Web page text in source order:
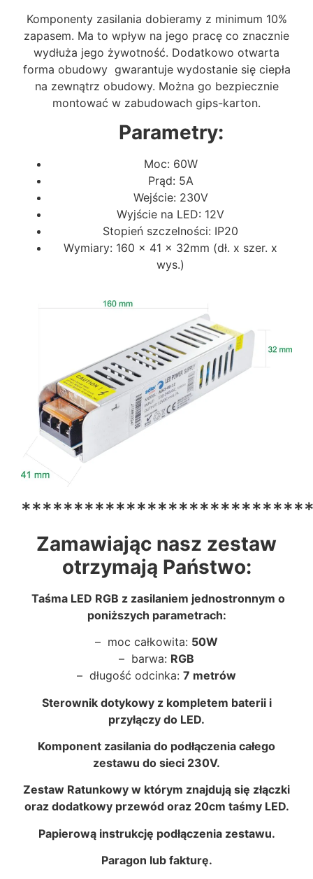
Komponenty zasilania dobieramy z minimum 10%
zapasem. Ma to wpływ na jego pracę co znacznie
wydłuża jego żywotność. Dodatkowo otwarta
forma obudowy gwarantuje wydostanie się ciepła
na zewnątrz obudowy. Można go bezpiecznie
montować w zabudowach gips-karton.
Parametry:
Moc: 60W
Prąd: 5A
Wejście: 230V
Wyjście na LED: 12V
Stopień szczelności: IP20
Wymiary: 160 x 41 x 32mm (dł. x szer. x
wys.)
Zamawiając nasz zestaw
otrzymają Państwo:
Taśma LED RGB z zasilaniem jednostronnym o
poniższych parametrach:
– moc całkowita: 50W
– barwa: RGB
– długość odcinka: 7 metrów
Sterownik dotykowy z kompletem baterii i
przyłączy do LED.
Komponent zasilania do podłączenia całego
zestawu do sieci 230V.
Zestaw Ratunkowy w którym znajdują się złączki
oraz dodatkowy przewód oraz 20cm taśmy LED.
Papierową instrukcję podłączenia zestawu.
Paragon lub fakturę.